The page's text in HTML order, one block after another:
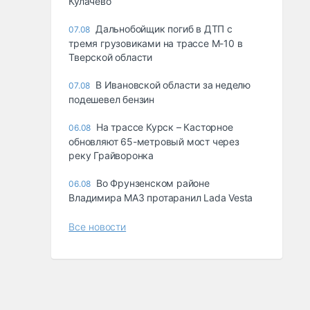
07.08 Дальнобойщик погиб в ДТП с
тремя грузовиками на трассе М-10 в
Тверской области
07.08 В Ивановской области за неделю
подешевел бензин
06.08 На трассе Курск – Касторное
обновляют 65-метровый мост через
реку Грайворонка
06.08 Во Фрунзенском районе
Владимира МАЗ протаранил Lada Vesta
Все новости